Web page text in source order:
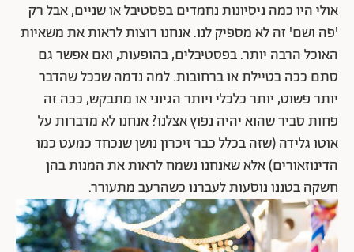
אולי היו כמה ניסיונות נחמדים בפסטיבל או שניים, אבל רק
'פה ושם' זה לא מספיק לנו. אנחנו רוצות לראות את משאיות
האוכל הרבה יותר. בפסטיבלים, בהופעות, ואם אפשר גם
סתם ככה בטיילת או ברחובות. למה נדמה שככל שהדבר
יותר פשוט, יותר כלכלי ויותר הגיוני או מתבקש, ככה זה
פחות סביר שהוא יהיה נפוץ אצלנו? אנחנו לא מדברות על
אוטו גלידה (שזה בכלל כבר זיכרון נושן שנכחד כמעט כמו
הדינוזאורים) אלא שאנחנו נשמח לראות את המנות בהן
חשקה בטננו נוסעות לעברנו כשהרעב מתעורר.